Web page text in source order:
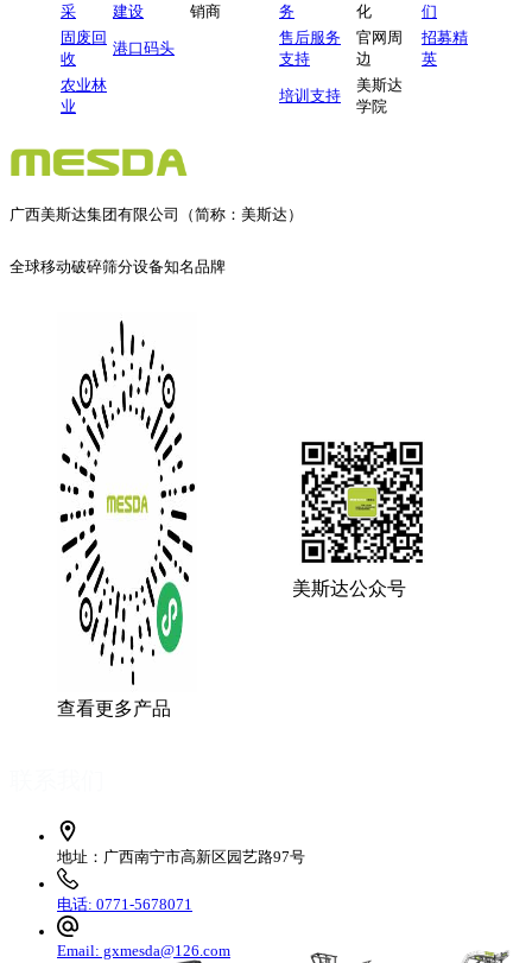
采
建设
销商
务
化
们
固废回
收
港口码头
售后服务
支持
官网周
边
招募精
英
农业林
业
培训支持
美斯达
学院
广西美斯达集团有限公司（简称：美斯达）
全球移动破碎筛分设备知名品牌
查看更多产品
美斯达公众号
地址：广西南宁市高新区园艺路97号
电话: 0771-5678071
Email: gxmesda@126.com